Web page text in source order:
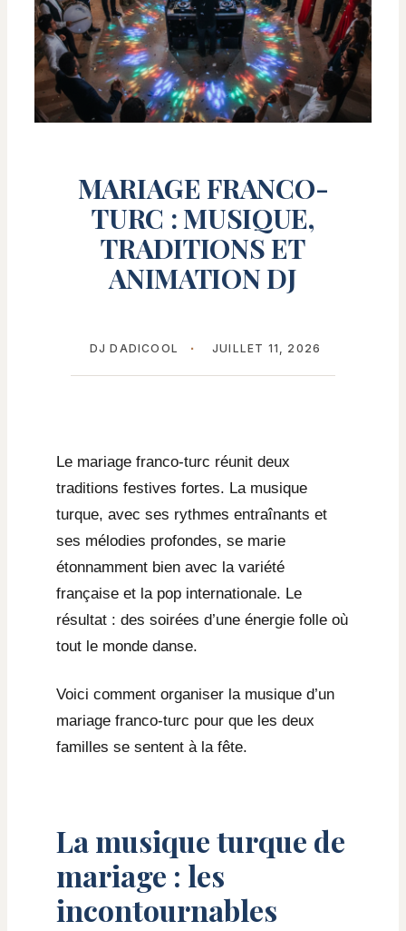
MARIAGE FRANCO-
TURC : MUSIQUE,
TRADITIONS ET
ANIMATION DJ
DJ DADICOOL JUILLET 11, 2026
Le mariage franco-turc réunit deux
traditions festives fortes. La musique
turque, avec ses rythmes entraînants et
ses mélodies profondes, se marie
étonnamment bien avec la variété
française et la pop internationale. Le
résultat : des soirées d’une énergie folle où
tout le monde danse.
Voici comment organiser la musique d’un
mariage franco-turc pour que les deux
familles se sentent à la fête.
La musique turque de
mariage : les
incontournables